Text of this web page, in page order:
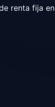
renta fija en